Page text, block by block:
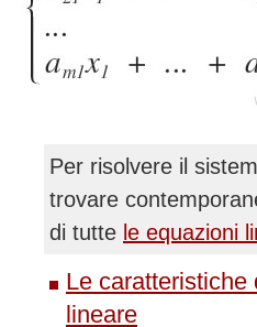
Per risolvere il
trovare
di tutte le equazioni
Le caratteristiche
lineare